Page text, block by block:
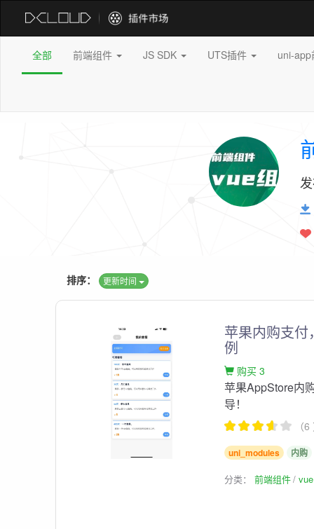
全部 前端组件 JS SDK UTS插件 uni-
排序： 更新时间
苹果内购支
例
购买 3
苹果AppStore内
导！
（
uni_modules 内购
分类：前端组件